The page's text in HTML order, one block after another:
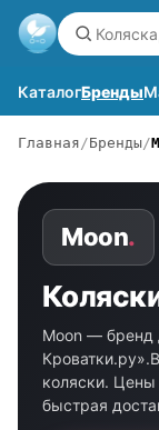
КаталогБренды
Главная Бренды
Moon.
Moon — бренд
коляски. Цены
быстрая